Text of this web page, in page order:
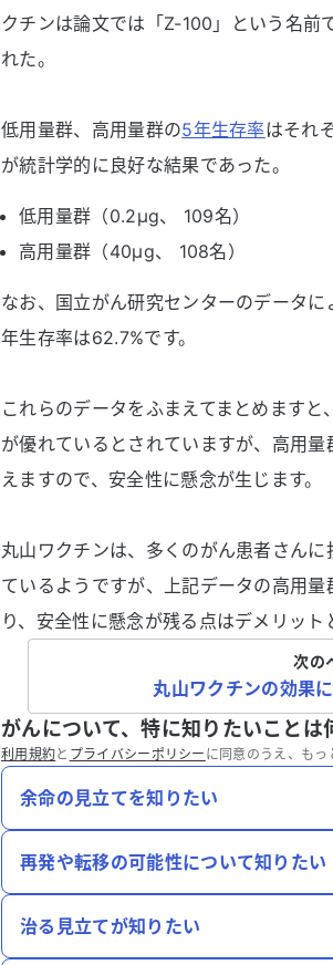
クチンは論文では「Z-100」という名前
れた。
低用量群、高用量群の5年生存率はそれ
が統計学的に良好な結果であった。
低用量群（0.2μg、 109名）
高用量群（40μg、 108名）
なお、国立がん研究センターのデータ
年生存率は62.7%です。
これらのデータをふまえてまとめます
が優れているとされていますが、高用
えますので、安全性に懸念が生じます。
丸山ワクチンは、多くのがん患者さん
ているようですが、上記データの高用
り、安全性に懸念が残る点はデメリット
次の
丸山ワクチンの効果
がんについて、特に知りたいことは
利用規約と プライバシーポリシー に同意のうえ、もっ
余命の見立てを知りたい
再発や転移の可能性について知りたい
治る見立てが知りたい